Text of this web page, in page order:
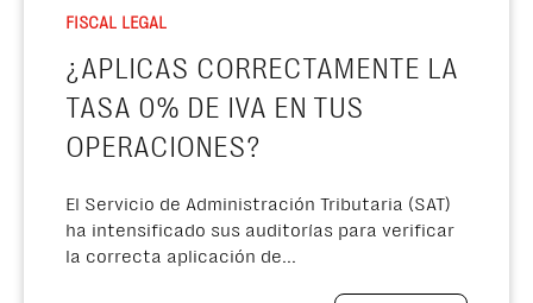
FISCAL LEGAL
¿APLICAS CORRECTAMENTE LA
TASA 0% DE IVA EN TUS
OPERACIONES?
El Servicio de Administración Tributaria (SAT)
ha intensificado sus auditorías para verificar
la correcta aplicación de...